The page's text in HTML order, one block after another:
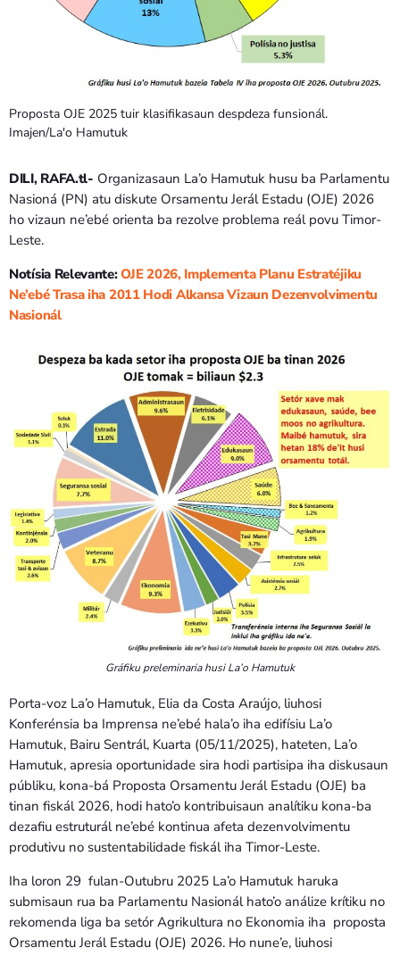
7:00 AM - 9:00 AM
Bom dia RAFA
Proposta OJE 2025 tuir klasifikasaun despdeza funsionál.
Imajen/La'o Hamutuk
DILI, RAFA.tl- Organizasaun La’o Hamutuk husu ba Parlamentu
Nasioná (PN) atu diskute Orsamentu Jerál Estadu (OJE) 2026
ho vizaun ne’ebé orienta ba rezolve problema reál povu Timor-
Leste.
Notísia Relevante:OJE 2026, Implementa Planu Estratéjiku
Ne’ebé Trasa iha 2011 Hodi Alkansa Vizaun Dezenvolvimentu
Nasionál
Gráfiku preleminaria husi La’o Hamutuk
Porta-voz La’o Hamutuk, Elia da Costa Araújo, liuhosi
Konferénsia ba Imprensa ne’ebé hala’o iha edifísiu La’o
Hamutuk, Bairu Sentrál, Kuarta (05/11/2025), hateten, La’o
Hamutuk, apresia oportunidade sira hodi partisipa iha diskusaun
públiku, kona-bá Proposta Orsamentu Jerál Estadu (OJE) ba
tinan fiskál 2026, hodi hato’o kontribuisaun analítiku kona-ba
dezafiu estruturál ne’ebé kontinua afeta dezenvolvimentu
produtivu no sustentabilidade fiskál iha Timor-Leste.
Iha loron 29 fulan-Outubru 2025 La’o Hamutuk haruka
submisaun rua ba Parlamentu Nasionál hato’o análize krítiku no
rekomenda liga ba setór Agrikultura no Ekonomia iha proposta
Orsamentu Jerál Estadu (OJE) 2026. Ho nune’e, liuhosi